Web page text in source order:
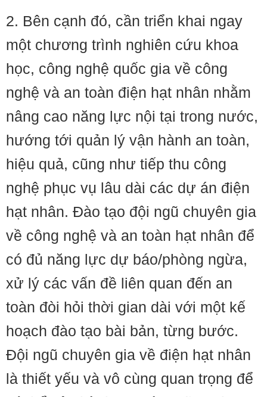
2. Bên cạnh đó, cần triển khai ngay
một chương trình nghiên cứu khoa
học, công nghệ quốc gia về công
nghệ và an toàn điện hạt nhân nhằm
nâng cao năng lực nội tại trong nước,
hướng tới quản lý vận hành an toàn,
hiệu quả, cũng như tiếp thu công
nghệ phục vụ lâu dài các dự án điện
hạt nhân. Đào tạo đội ngũ chuyên gia
về công nghệ và an toàn hạt nhân để
có đủ năng lực dự báo/phòng ngừa,
xử lý các vấn đề liên quan đến an
toàn đòi hỏi thời gian dài với một kế
hoạch đào tạo bài bản, từng bước.
Đội ngũ chuyên gia về điện hạt nhân
là thiết yếu và vô cùng quan trọng để